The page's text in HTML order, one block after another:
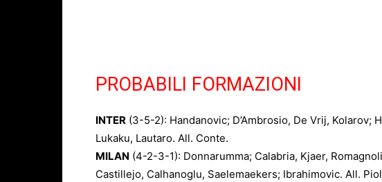
PROBABILI FORMAZIONI
INTER (3-5-2): Handanovic; D’Ambrosio, De Vrij, Kolarov;
Lukaku, Lautaro. All. Conte.
MILAN (4-2-3-1): Donnarumma; Calabria, Kjaer,
Castillejo, Calhanoglu, Saelemaekers; Ibrahimovic. All.